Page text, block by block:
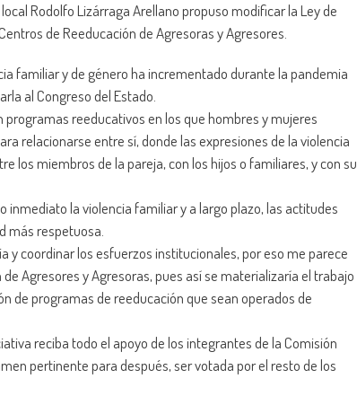
Rodolfo Lizárraga Arellano propuso modificar la Ley de
de Reeducación de Agresoras y Agresores.
familiar y de género ha incrementado durante la pandemia
al Congreso del Estado.
reeducativos en los que hombres y mujeres
relacionarse entre sí, donde las expresiones de la violencia
los miembros de la pareja, con los hijos o familiares, y con su
inmediato la violencia familiar y a largo plazo, las actitudes
más respetuosa.
y coordinar los esfuerzos institucionales, por eso me parece
Agresores y Agresoras, pues así se materializaría el trabajo
de programas de reeducación que sean operados de
reciba todo el apoyo de los integrantes de la Comisión
pertinente para después, ser votada por el resto de los